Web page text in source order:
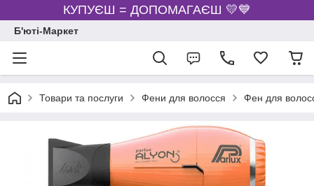
КУПУЄШ = ДОПОМАГАЄШ 💛💙
Б'юті-Маркет
Товари та послуги Фени для волосся Фен для